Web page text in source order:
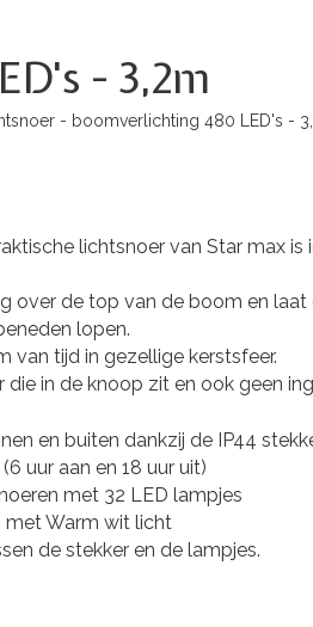
- 3,2m
- boomverlichting 480 LED's -
lichtsnoer van Star max is
over de top van de boom en
lopen.
van tijd in gezellige kerstsfeer.
die in de knoop zit en ook geen
en buiten dankzij de IP44
uur aan en 18 uur uit)
met 32 LED lampjes
met Warm wit licht
de stekker en de lampjes.